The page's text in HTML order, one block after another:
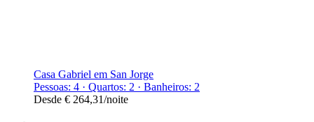
Casa Gabriel em San Jorge
Pessoas: 4 · Quartos: 2 · Banheiros: 2
Desde € 264,31/noite